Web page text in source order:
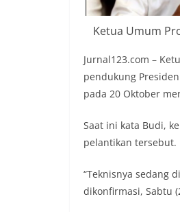
Ketua Umum
Jurnal123.com –
pendukung
pada 20 Oktober
Saat ini kata Budi,
pelantikan tersebut.
“Teknisnya sedang
dikonfirmasi, Sabtu